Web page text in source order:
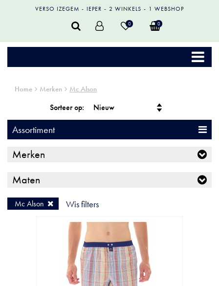
VERSO IZEGEM IEPER 2 WINKELS 1 WEBSHOP
0 0
Home Merken Mc Alson
Sorteer op:
Assortiment
Merken
Maten
Mc Alson Wis filters